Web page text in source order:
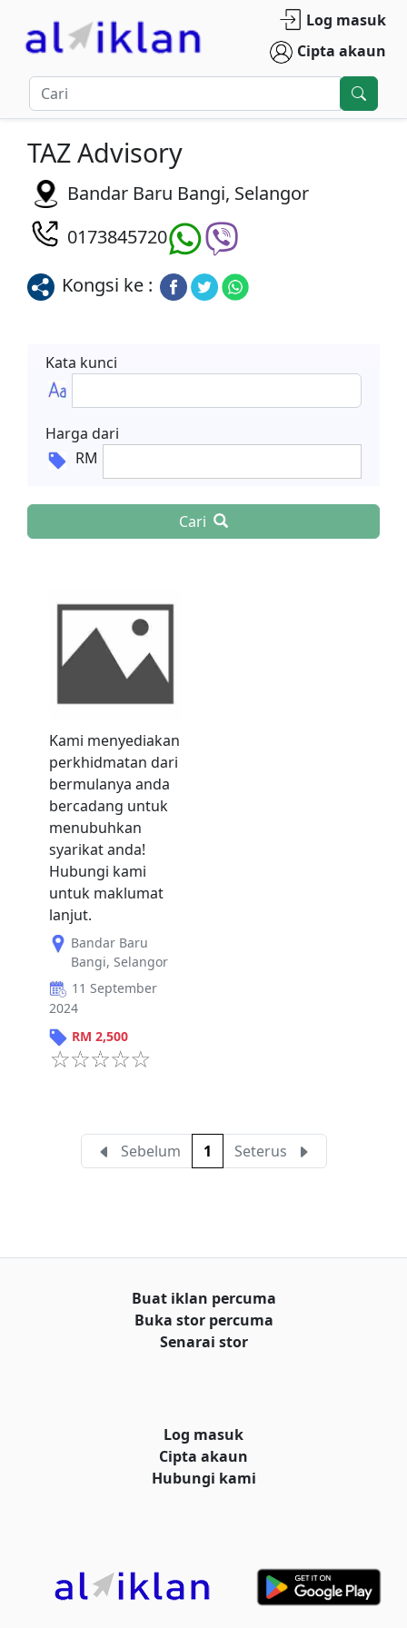
Log masuk
Cipta akaun
TAZ Advisory
Bandar Baru Bangi, Selangor
0173845720
Kongsi ke :
Kata kunci
Harga dari
RM
Cari
Kami menyediakan
perkhidmatan dari
bermulanya anda
bercadang untuk
menubuhkan
syarikat anda!
Hubungi kami
untuk maklumat
lanjut.
Bandar Baru
Bangi, Selangor
11 September
2024
RM 2,500
Sebelum 1 Seterus
Buat iklan percuma
Buka stor percuma
Senarai stor
Log masuk
Cipta akaun
Hubungi kami